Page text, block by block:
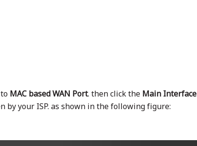
to MAC based WAN Port. then click the Main Interface
by your ISP. as shown in the following figure: